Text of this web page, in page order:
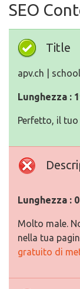
SEO
Title
apv.ch |
Lunghezza :
Perfetto, il
Lunghezza : 0
Molto male.
nella tua
gratuito di